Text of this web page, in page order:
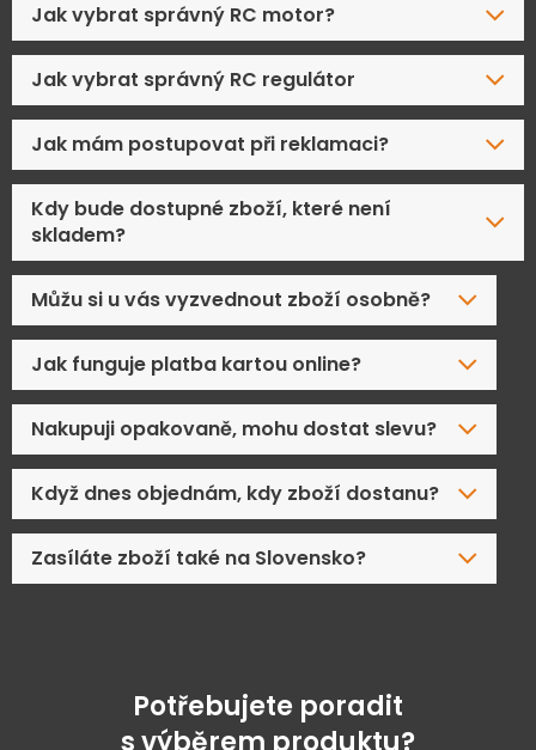
Jak vybrat správný RC motor?
Jak vybrat správný RC regulátor
Jak mám postupovat při reklamaci?
Kdy bude dostupné zboží, které není
skladem?
Můžu si u vás vyzvednout zboží osobně?
Jak funguje platba kartou online?
Nakupuji opakovaně, mohu dostat slevu?
Když dnes objednám, kdy zboží dostanu?
Zasíláte zboží také na Slovensko?
Potřebujete poradit
s výběrem produktu?